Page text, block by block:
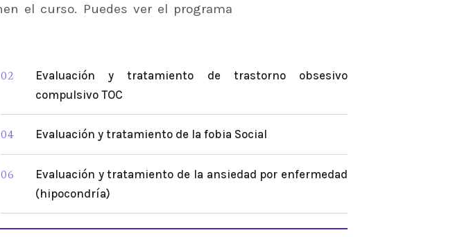
el curso. Puedes ver el programa
Evaluación y tratamiento de trastorno obsesivo
compulsivo TOC
Evaluación y tratamiento de la fobia Social
Evaluación y tratamiento de la ansiedad por enfermedad
(hipocondría)